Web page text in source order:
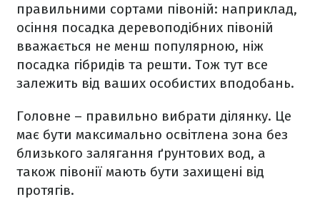
правильними сортами півоній: наприклад,
осіння посадка деревоподібних півоній
вважається не менш популярною, ніж
посадка гібридів та решти. Тож тут все
залежить від ваших особистих вподобань.
Головне – правильно вибрати ділянку. Це
має бути максимально освітлена зона без
близького залягання ґрунтових вод, а
також півонії мають бути захищені від
протягів.